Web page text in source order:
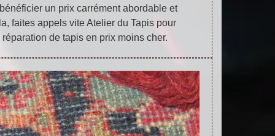
un prix carrément abordable et
faites appels vite Atelier du Tapis pour
de tapis en prix moins cher.